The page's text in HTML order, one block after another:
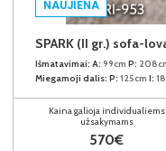
NAUJIENA
SPARK (II gr.) sofa-
Išmatavimai: A: 99cm P:
Miegamoji dalis: P: 125cm I:
Kaina galioja individualiems
užsakymams
570€